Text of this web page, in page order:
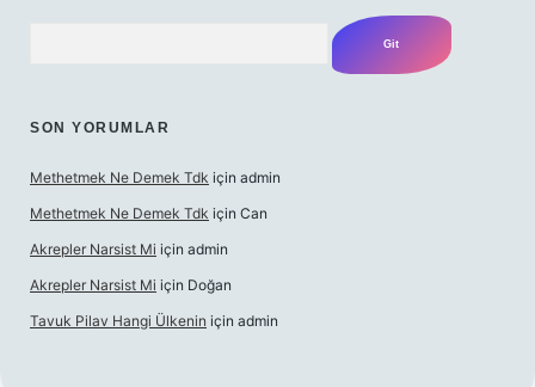
SON YORUMLAR
Methetmek Ne Demek Tdk için admin
Methetmek Ne Demek Tdk için Can
Akrepler Narsist Mi için admin
Akrepler Narsist Mi için Doğan
Tavuk Pilav Hangi Ülkenin için admin